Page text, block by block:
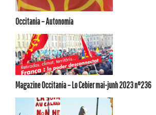
Occitania – Autonomia
Magazine Occitania – Lo Cebier mai-junh 2023 n°236